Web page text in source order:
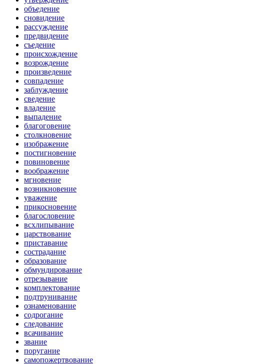
объедение
сновидение
рассуждение
предвидение
съедение
происхождение
возрождение
произведение
совпадение
заблуждение
сведение
владение
выпадение
благоговение
столкновение
изображение
постигновение
повиновение
воображение
мгновение
возникновение
уважение
прикосновение
благословение
всхлипывание
царствование
приставание
сострадание
образование
обмундирование
отрезывание
комплектование
подтрунивание
ознаменование
содрогание
следование
всачивание
звание
поругание
самопожертвование